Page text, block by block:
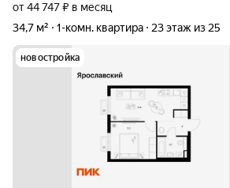
от 44 747 ₽ в месяц
34,7 м²
1-комн. квартира 23 этаж из 25
новостройка